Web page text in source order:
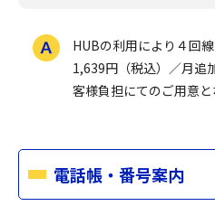
HUBの利用により４回
1,639円（税込）／月追
客様負担にてのご用意と
電話帳・番号案内